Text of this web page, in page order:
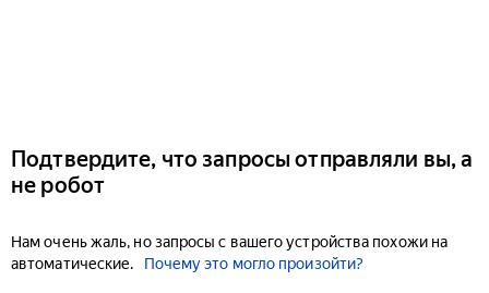
Подтвердите, что запросы отправляли вы, а
не робот
Нам очень жаль, но запросы с вашего устройства похожи на
автоматические.
Почему это могло произойти?